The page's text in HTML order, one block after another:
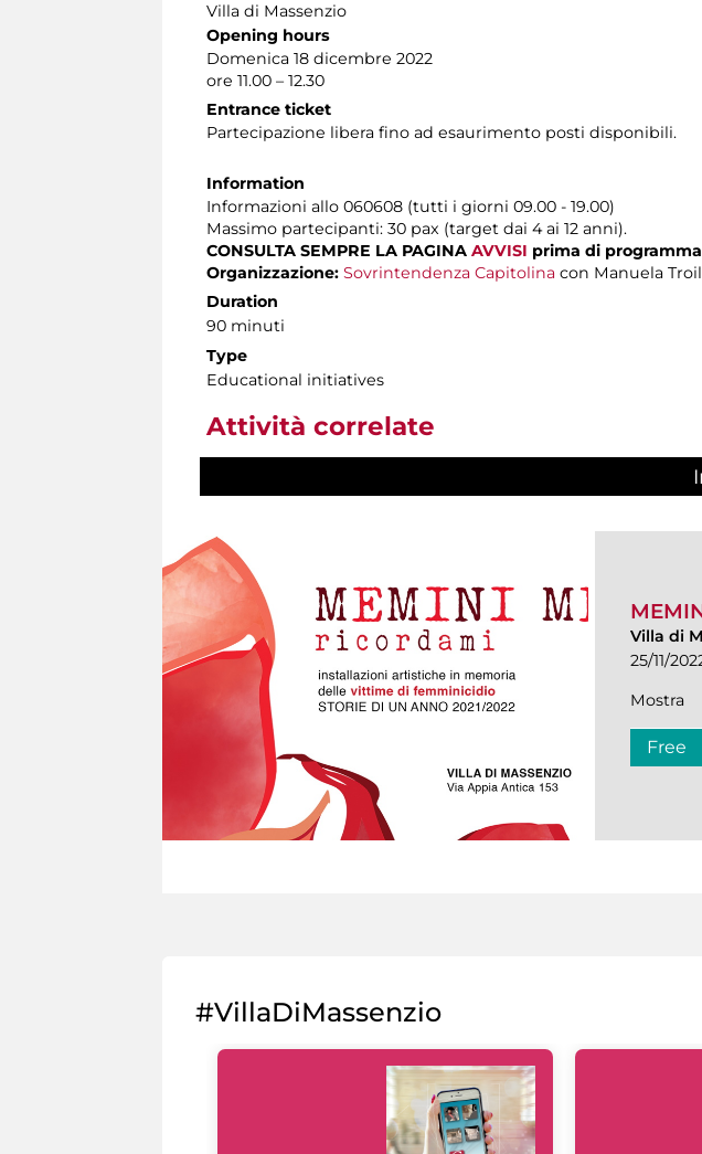
Villa di Massenzio
Opening hours
Domenica 18 dicembre 2022
ore 11.00 – 12.30
Entrance ticket
Partecipazione libera fino ad esaurimento posti disponibili.
Information
Informazioni allo 060608 (tutti i giorni 09.00 - 19.00)
Massimo partecipanti: 30 pax (target dai 4 ai 12 anni).
CONSULTA SEMPRE LA PAGINA AVVISI prima di
Organizzazione: Sovrintendenza Capitolina con Manuela
Duration
90 minuti
Type
Educational initiatives
Attività correlate
Villa di
25/11/
Mostra
Free
#VillaDiMassenzio